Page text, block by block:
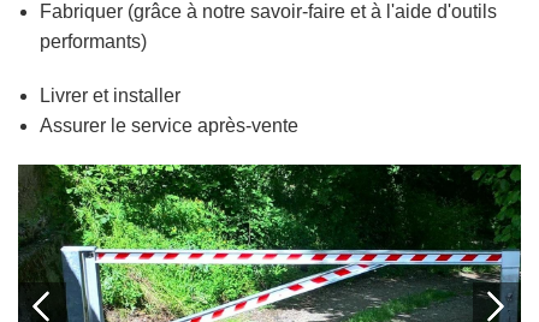
Fabriquer (grâce à notre savoir-faire et à l'aide d'outils
performants)
Livrer et installer
Assurer le service après-vente